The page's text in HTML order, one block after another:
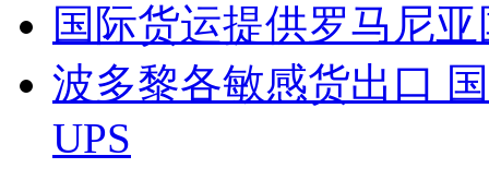
国际货运提供罗马尼
波多黎各敏感货出口
UPS